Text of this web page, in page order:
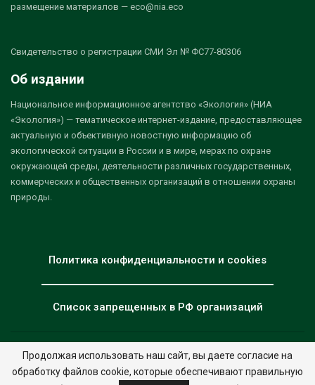
размещение материалов — eco@nia.eco
Свидетельство о регистрации СМИ Эл № ФС77-80306
Об издании
Национальное информационное агентство «Экология» (НИА
«Экология») — тематическое интернет-издание, предоставляющее
актуальную и объективную новостную информацию об
экологической ситуации в России и в мире, мерах по охране
окружающей среды, деятельности различных государственных,
коммерческих и общественных организаций в отношении охраны
природы.
Политика конфиденциальности и cookies
Список запрещенных в РФ организаций
© 2026 - НИА "Экология". Все права защищены. Дизайн: nia.eco
Продолжая использовать наш сайт, вы даете согласие на
обработку файлов cookie, которые обеспечивают правильную